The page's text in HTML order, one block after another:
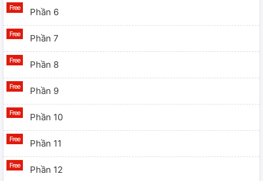
Phần 6
Phần 7
Phần 8
Phần 9
Phần 10
Phần 11
Phần 12